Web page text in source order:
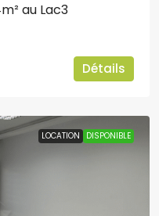
au Lac3
Détails
LOCATION DISPONIBLE